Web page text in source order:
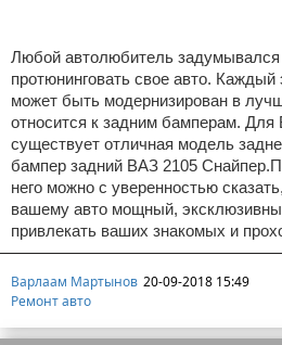
Любой автолюбитель
протюнинговать свое авто.
может быть модернизирован в
относится к задним бамперам. Для
существует отличная модель
бампер задний ВАЗ 2105
него можно с уверенностью
вашему авто мощный,
привлекать ваших знакомых и
Варлаам Мартынов 20-09-2018 15:49
Ремонт авто